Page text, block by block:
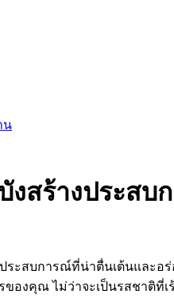
น
งสร้างประส
ะสบการณ์ที่น่าตื่นเต้นและ
งคุณ ไม่ว่าจะเป็นรสชาติที่